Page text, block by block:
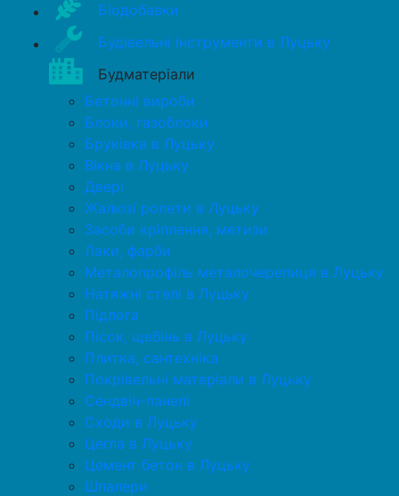
Біодобавки
Будівельні інструменти в Луцьку
Будматеріали
Бетонні вироби
Блоки, газоблоки
Бруківка в Луцьку
Вікна в Луцьку
Двері
Жалюзі ролети в Луцьку
Засоби кріплення, метизи
Лаки, фарби
Металопрофіль металочерепиця в Луцьку
Натяжні стелі в Луцьку
Підлога
Пісок, щебінь в Луцьку
Плитка, сантехніка
Покрівельні матеріали в Луцьку
Сендвіч-панелі
Сходи в Луцьку
Цегла в Луцьку
Цемент бетон в Луцьку
Шпалери